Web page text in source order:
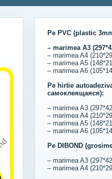
Pe PVC (plastic
– marimea A3
– marimea A4
– marimea A5
– marimea A6
Pe hirtie
самоклеящаяся):
– marimea A3
– marimea A4
– marimea A5
– marimea A6
Pe DIBOND
– marimea A3
– marimea A4